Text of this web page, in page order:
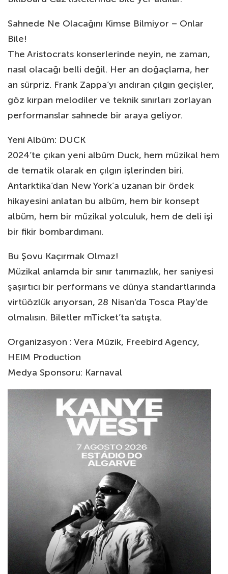
Sahnede Ne Olacağını Kimse Bilmiyor – Onlar
Bile!
The Aristocrats konserlerinde neyin, ne zaman,
nasıl olacağı belli değil. Her an doğaçlama, her
an sürpriz. Frank Zappa’yı andıran çılgın geçişler,
göz kırpan melodiler ve teknik sınırları zorlayan
performanslar sahnede bir araya geliyor.
Yeni Albüm: DUCK
2024’te çıkan yeni albüm Duck, hem müzikal hem
de tematik olarak en çılgın işlerinden biri.
Antarktika’dan New York’a uzanan bir ördek
hikayesini anlatan bu albüm, hem bir konsept
albüm, hem bir müzikal yolculuk, hem de deli işi
bir fikir bombardımanı.
Bu Şovu Kaçırmak Olmaz!
Müzikal anlamda bir sınır tanımazlık, her saniyesi
şaşırtıcı bir performans ve dünya standartlarında
virtüözlük arıyorsan, 28 Nisan'da Tosca Play'de
olmalısın. Biletler mTicket’ta satışta.
Organizasyon : Vera Müzik, Freebird Agency,
HEIM Production
Medya Sponsoru: Karnaval